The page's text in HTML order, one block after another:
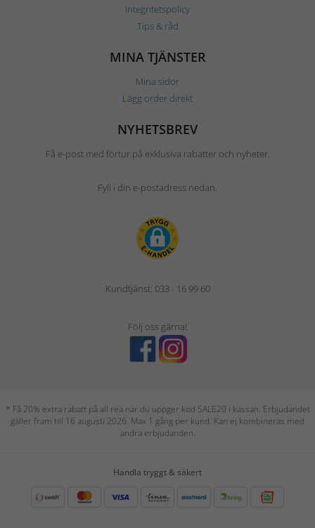
Integritetspolicy
Tips & råd
MINA TJÄNSTER
Mina sidor
Lägg order direkt
NYHETSBREV
Få e-post med förtur på exklusiva rabatter och nyheter.
Fyll i din e-postadress nedan.
Kundtjänst: 033 - 16 99 60
Följ oss gärna!
* Få 20% extra rabatt på all rea när du uppger kod SALE20 i kassan. Erbjudandet
gäller fram till 16 augusti 2026. Max 1 gång per kund. Kan ej kombineras med
andra erbjudanden.
Handla tryggt & säkert